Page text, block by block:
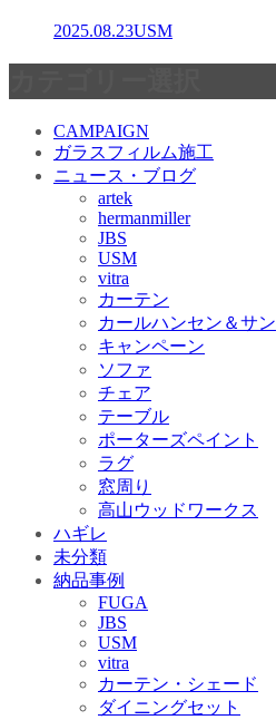
2025.08.23USM
CAMPAIGN
ガラスフィルム施工
ニュース・ブログ
artek
hermanmiller
JBS
USM
vitra
カーテン
カールハンセン＆サン
キャンペーン
ソファ
チェア
テーブル
ポーターズペイント
ラグ
窓周り
高山ウッドワークス
ハギレ
未分類
納品事例
FUGA
JBS
USM
vitra
カーテン・シェード
ダイニングセット